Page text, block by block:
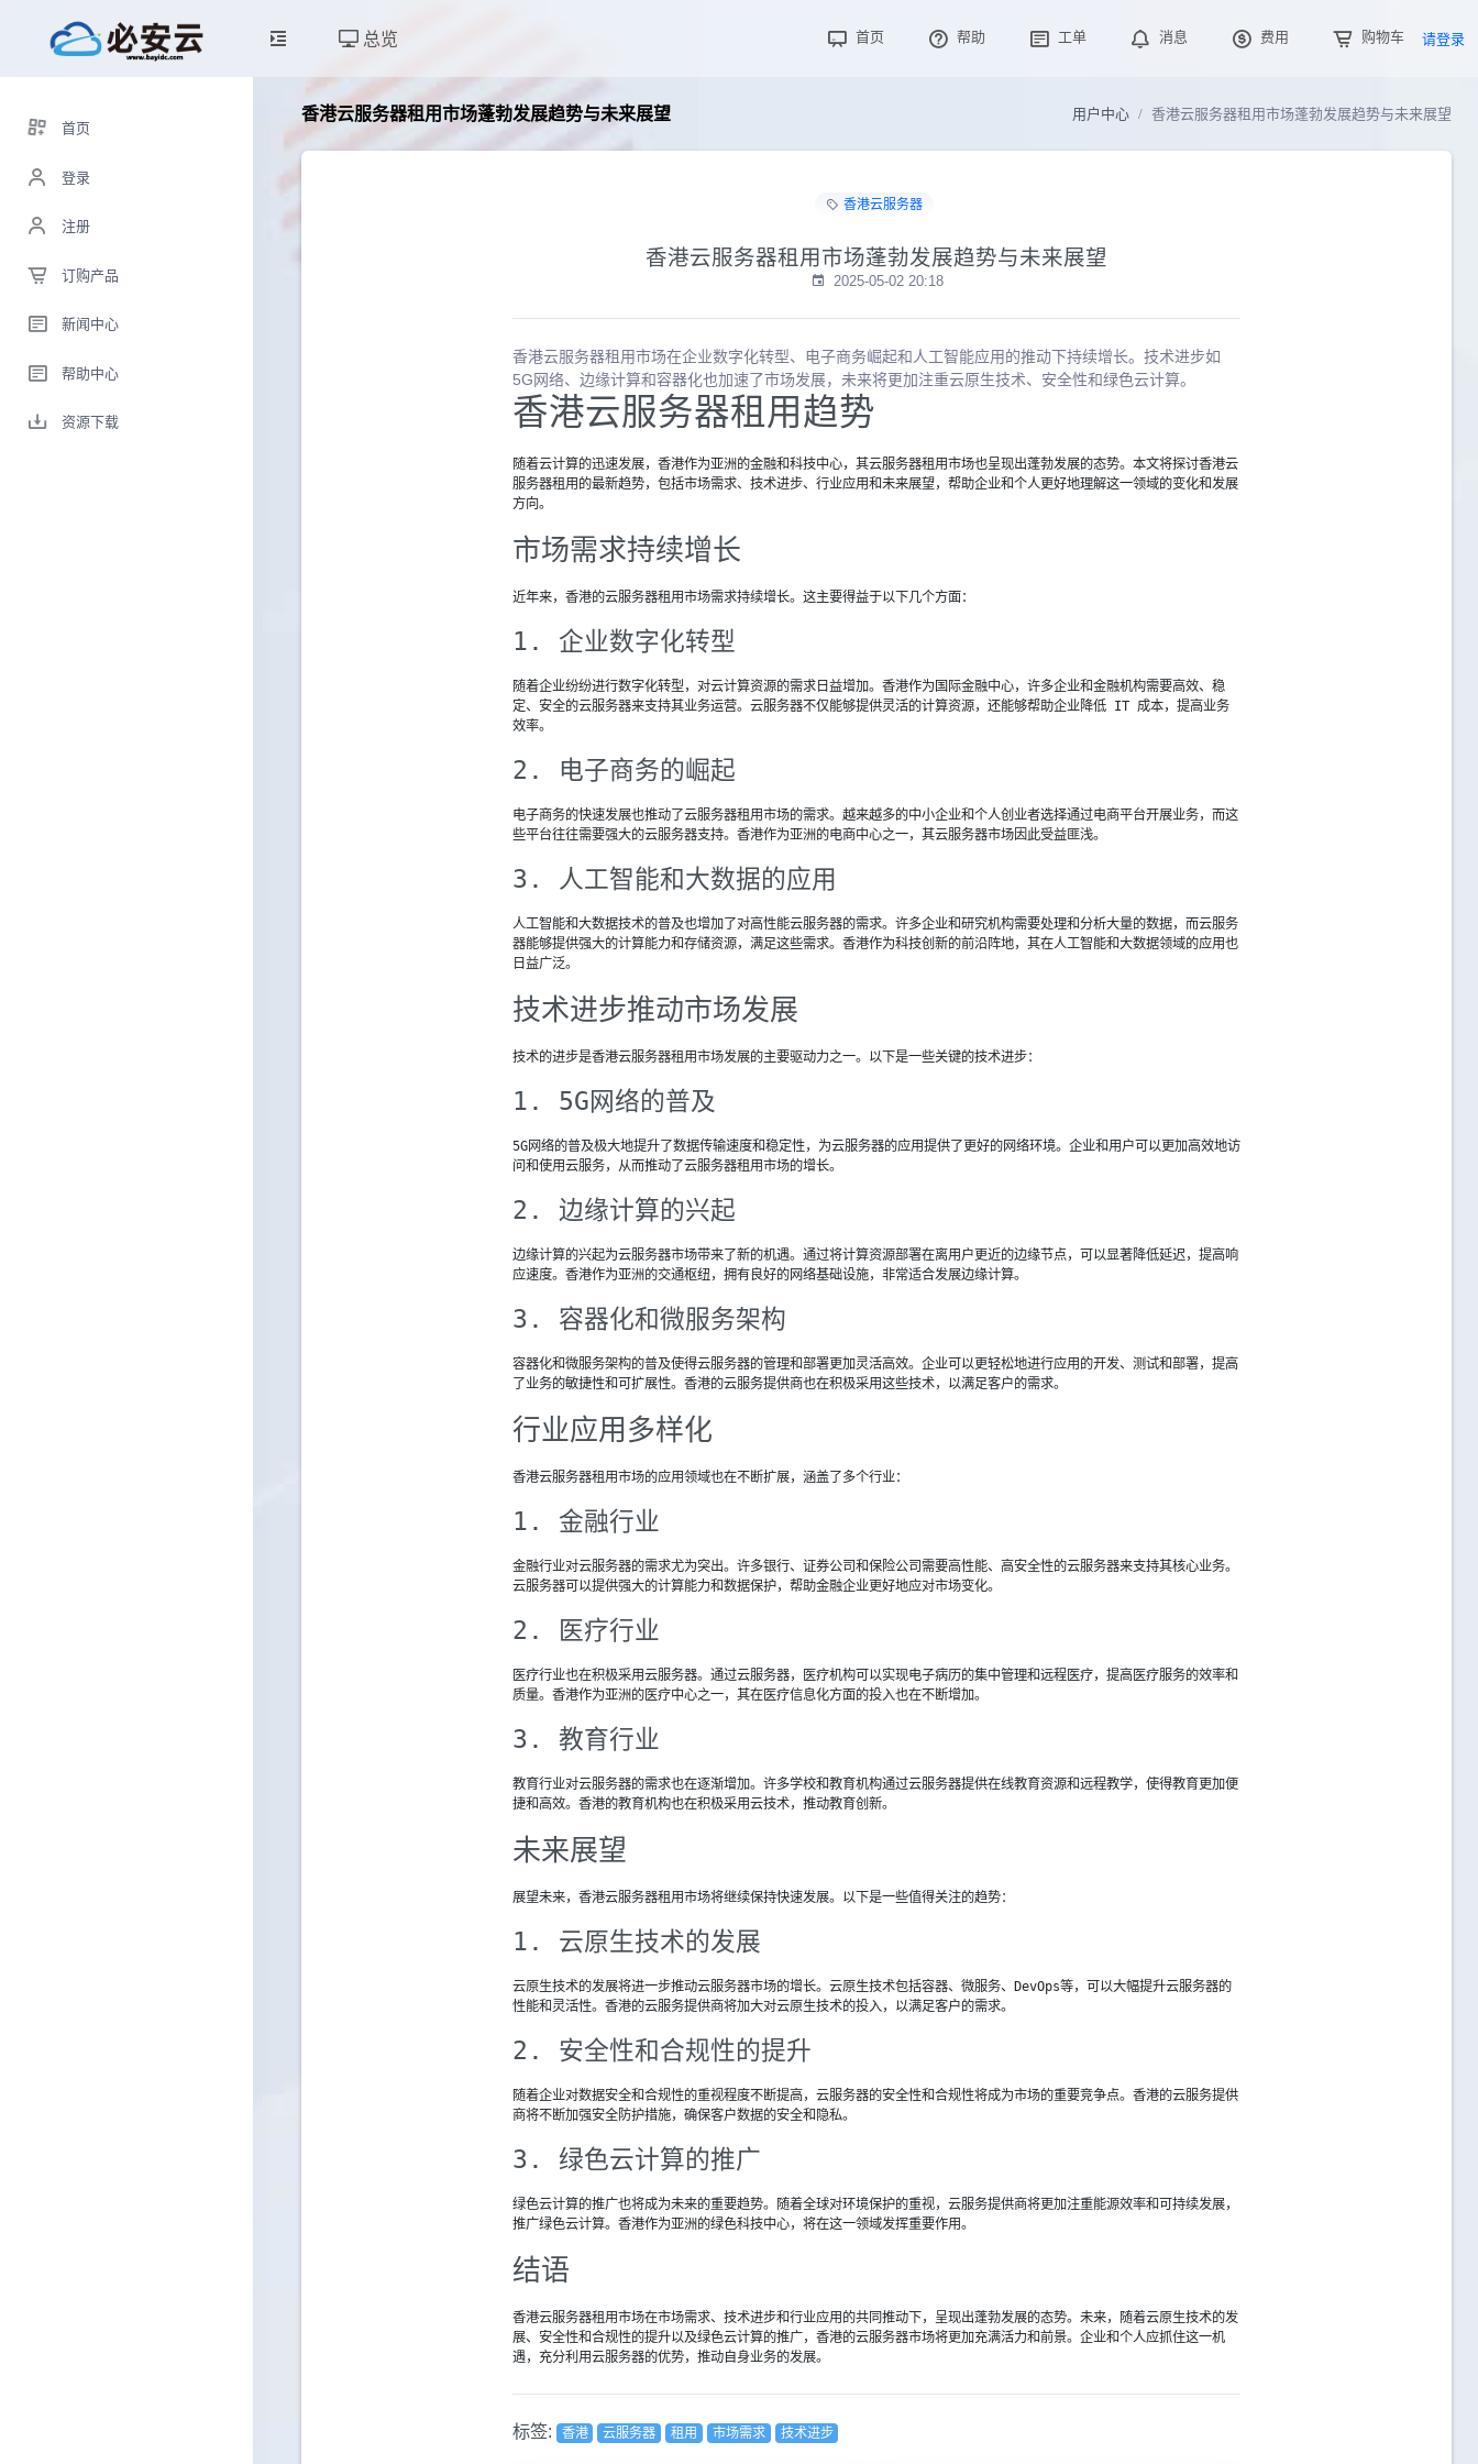
总览 首页 帮助 工单 消息 费用 购物车 请登录
首页
登录
注册
订购产品
新闻中心
帮助中心
资源下载
香港云服务器租用市场蓬勃发展趋势与未来展望 用户中心 香港云服务器租用市场蓬勃发展趋势与未来展望
香港云服务器
香港云服务器租用市场蓬勃发展趋势与未来展望
2025-05-02 20:18
香港云服务器租用市场在企业数字化转型、电子商务崛起和人工智能应用的推动下持续增长。技术进步如
5G网络、边缘计算和容器化也加速了市场发展，未来将更加注重云原生技术、安全性和绿色云计算。
香港云服务器租用趋势
随着云计算的迅速发展，香港作为亚洲的金融和科技中心，其云服务器租用市场也呈现出蓬勃发展的态势。本文将探讨香港云
服务器租用的最新趋势，包括市场需求、技术进步、行业应用和未来展望，帮助企业和个人更好地理解这一领域的变化和发展
方向。
市场需求持续增长
近年来，香港的云服务器租用市场需求持续增长。这主要得益于以下几个方面：
1. 企业数字化转型
随着企业纷纷进行数字化转型，对云计算资源的需求日益增加。香港作为国际金融中心，许多企业和金融机构需要高效、稳
定、安全的云服务器来支持其业务运营。云服务器不仅能够提供灵活的计算资源，还能够帮助企业降低 IT 成本，提高业务
效率。
2. 电子商务的崛起
电子商务的快速发展也推动了云服务器租用市场的需求。越来越多的中小企业和个人创业者选择通过电商平台开展业务，而这
些平台往往需要强大的云服务器支持。香港作为亚洲的电商中心之一，其云服务器市场因此受益匪浅。
3. 人工智能和大数据的应用
人工智能和大数据技术的普及也增加了对高性能云服务器的需求。许多企业和研究机构需要处理和分析大量的数据，而云服务
器能够提供强大的计算能力和存储资源，满足这些需求。香港作为科技创新的前沿阵地，其在人工智能和大数据领域的应用也
日益广泛。
技术进步推动市场发展
技术的进步是香港云服务器租用市场发展的主要驱动力之一。以下是一些关键的技术进步：
1. 5G网络的普及
5G网络的普及极大地提升了数据传输速度和稳定性，为云服务器的应用提供了更好的网络环境。企业和用户可以更加高效地访
问和使用云服务，从而推动了云服务器租用市场的增长。
2. 边缘计算的兴起
边缘计算的兴起为云服务器市场带来了新的机遇。通过将计算资源部署在离用户更近的边缘节点，可以显著降低延迟，提高响
应速度。香港作为亚洲的交通枢纽，拥有良好的网络基础设施，非常适合发展边缘计算。
3. 容器化和微服务架构
容器化和微服务架构的普及使得云服务器的管理和部署更加灵活高效。企业可以更轻松地进行应用的开发、测试和部署，提高
了业务的敏捷性和可扩展性。香港的云服务提供商也在积极采用这些技术，以满足客户的需求。
行业应用多样化
香港云服务器租用市场的应用领域也在不断扩展，涵盖了多个行业：
1. 金融行业
金融行业对云服务器的需求尤为突出。许多银行、证券公司和保险公司需要高性能、高安全性的云服务器来支持其核心业务。
云服务器可以提供强大的计算能力和数据保护，帮助金融企业更好地应对市场变化。
2. 医疗行业
医疗行业也在积极采用云服务器。通过云服务器，医疗机构可以实现电子病历的集中管理和远程医疗，提高医疗服务的效率和
质量。香港作为亚洲的医疗中心之一，其在医疗信息化方面的投入也在不断增加。
3. 教育行业
教育行业对云服务器的需求也在逐渐增加。许多学校和教育机构通过云服务器提供在线教育资源和远程教学，使得教育更加便
捷和高效。香港的教育机构也在积极采用云技术，推动教育创新。
未来展望
展望未来，香港云服务器租用市场将继续保持快速发展。以下是一些值得关注的趋势：
1. 云原生技术的发展
云原生技术的发展将进一步推动云服务器市场的增长。云原生技术包括容器、微服务、DevOps等，可以大幅提升云服务器的
性能和灵活性。香港的云服务提供商将加大对云原生技术的投入，以满足客户的需求。
2. 安全性和合规性的提升
随着企业对数据安全和合规性的重视程度不断提高，云服务器的安全性和合规性将成为市场的重要竞争点。香港的云服务提供
商将不断加强安全防护措施，确保客户数据的安全和隐私。
3. 绿色云计算的推广
绿色云计算的推广也将成为未来的重要趋势。随着全球对环境保护的重视，云服务提供商将更加注重能源效率和可持续发展，
推广绿色云计算。香港作为亚洲的绿色科技中心，将在这一领域发挥重要作用。
结语
香港云服务器租用市场在市场需求、技术进步和行业应用的共同推动下，呈现出蓬勃发展的态势。未来，随着云原生技术的发
展、安全性和合规性的提升以及绿色云计算的推广，香港的云服务器市场将更加充满活力和前景。企业和个人应抓住这一机
遇，充分利用云服务器的优势，推动自身业务的发展。
标签: 香港 云服务器 租用 市场需求 技术进步